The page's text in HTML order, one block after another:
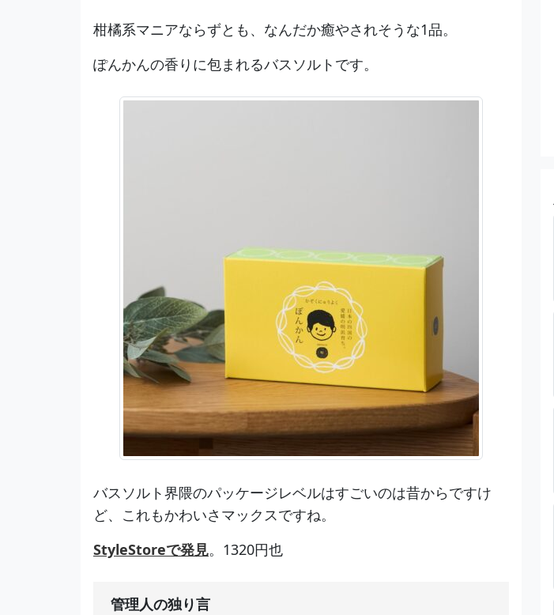
柑橘系マニアならずとも、なんだか癒やされそうな1品。
ぽんかんの香りに包まれるバスソルトです。
バスソルト界隈のパッケージレベルはすごいのは昔からですけ
ど、これもかわいさマックスですね。
StyleStoreで発見。1320円也
管理人の独り言